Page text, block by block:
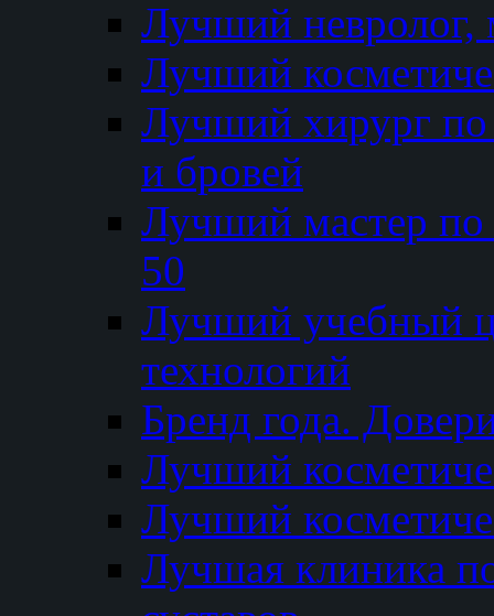
Лучший невролог,
Лучший
Лучший хирург по
и бровей
Лучший мастер
50
Лучший
технологий
Бренд года.
Лучший
Лучший
Лучшая клиника